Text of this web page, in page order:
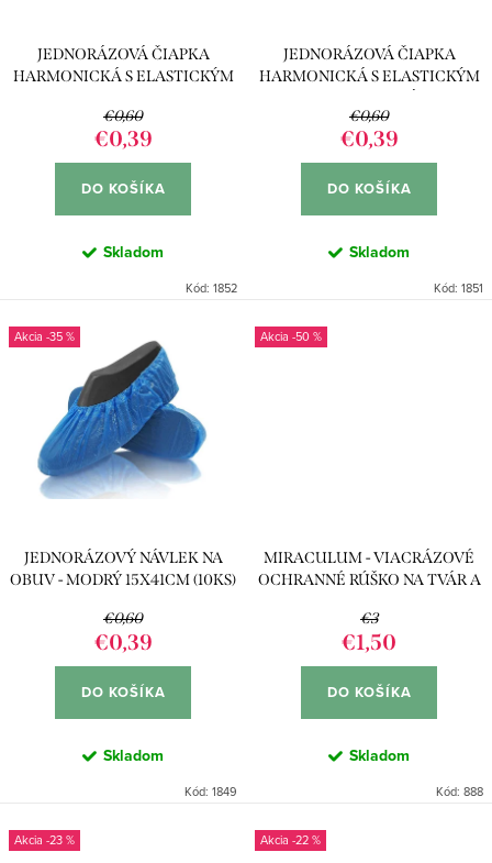
u
o
JEDNORÁZOVÁ ČIAPKA
HARMONICKÁ S ELASTICKÝM
€0,60
€0,39
DO KOŠÍKA
Skladom
Kód: 1852
JEDNORÁZOVÁ ČIAPKA
HARMONICKÁ S ELASTICKÝM
€0,60
€0,39
DO KOŠÍKA
Skladom
Kód: 1851
-35 %
JEDNORÁZOVÝ NÁVLEK NA
OBUV - MODRÝ 15X41CM (10KS)
€0,60
€0,39
DO KOŠÍKA
Skladom
Kód: 1849
-50 %
MIRACULUM - VIACRÁZOVÉ
OCHRANNÉ RÚŠKO NA TVÁR A
€3
€1,50
DO KOŠÍKA
Skladom
Kód: 888
-23 % -22 %